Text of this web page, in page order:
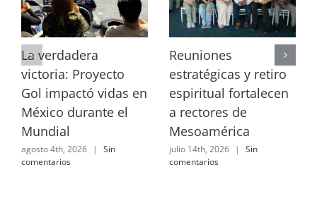
La verdadera
victoria: Proyecto
Gol impactó vidas en
México durante el
Mundial
agosto 4th, 2026 |
Sin
comentarios
Reuniones
estratégicas y retiro
espiritual fortalecen
a rectores de
Mesoamérica
julio 14th, 2026 |
Sin
comentarios